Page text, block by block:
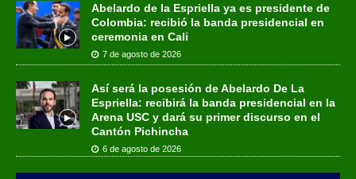
Abelardo de la Espriella ya es presidente de
Colombia: recibió la banda presidencial en
ceremonia en Cali
7 de agosto de 2026
Así será la posesión de Abelardo De La
Espriella: recibirá la banda presidencial en la
Arena USC y dará su primer discurso en el
Cantón Pichincha
6 de agosto de 2026